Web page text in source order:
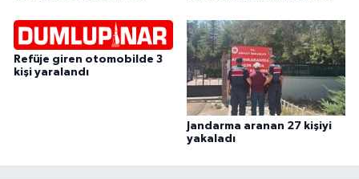
Refüje giren otomobilde 3
kişi yaralandı
Jandarma aranan 27 kişiyi
yakaladı